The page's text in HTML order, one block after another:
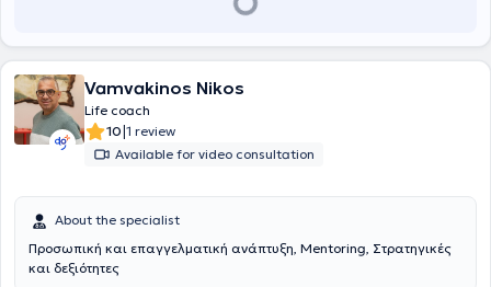
Vamvakinos Nikos
Life coach
10|1 review
Available for video consultation
About the specialist
Προσωπική και επαγγελματική ανάπτυξη, Mentoring, Στρατηγικές
και δεξιότητες